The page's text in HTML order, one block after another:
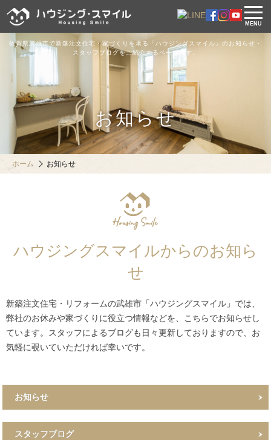
佐賀県武雄市で新築注文住宅・家づくりを承る「ハウジングスマイル」のお知らせ・
スタッフブログをご紹介するページです。
お知らせ
MENU
ホーム お知らせ
ハウジングスマイルからのお知ら
せ
新築注文住宅・リフォームの武雄市「ハウジングスマイル」では、
弊社のお休みや家づくりに役立つ情報などを、こちらでお知らせし
ています。スタッフによるブログも日々更新しておりますので、お
気軽に覗いていただければ幸いです。
お知らせ
スタッフブログ